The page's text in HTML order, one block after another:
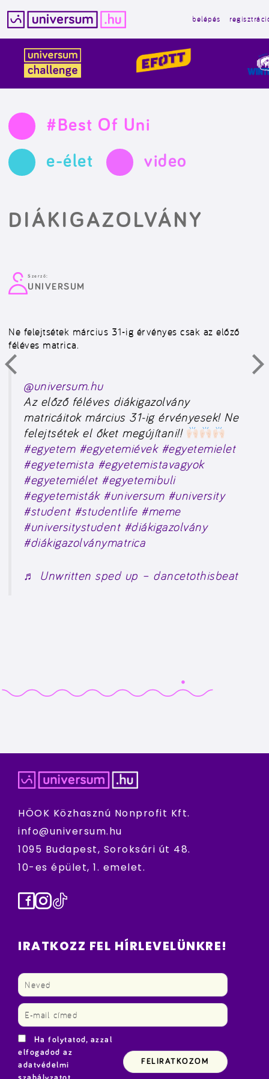
tartalomba
belépés
#Best Of Uni
e-élet
video
DIÁKIGAZOLVÁNY
Szerző:
UNIVERSUM
Ne felejtsétek március 31-ig érvényes csak az előző
féléves matrica.
@universum.hu
Az előző féléves diákigazolvány
matricáitok március 31-ig érvényesek! Ne
felejtsétek el őket megújítani!!
#egyetem #egyetemiévek #egyetemielet
#egyetemista #egyetemistavagyok
#egyetemiélet #egyetemibuli
#egyetemisták #universum #university
#student #studentlife #meme
#universitystudent #diákigazolvány
#diákigazolványmatrica
♬ Unwritten sped up – dancetothisbeat
HÖOK Közhasznú Nonprofit Kft.
info@universum.hu
1095 Budapest, Soroksári út 48.
10-es épület, 1. emelet.
Facebook
Instagram
TikTok
IRATKOZZ FEL HÍRLEVELÜNKRE!
Ha folytatod, azzal
elfogadod az
adatvédelmi